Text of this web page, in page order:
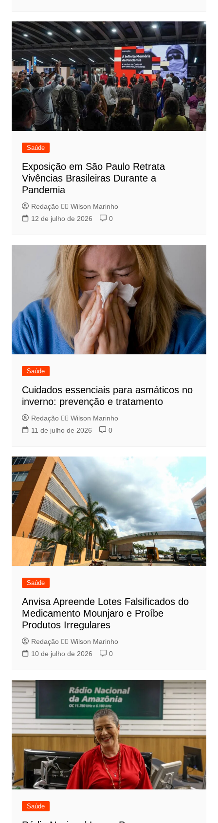
Saúde
Exposição em São Paulo Retrata
Vivências Brasileiras Durante a
Pandemia
Redação 👨‍⚖️​ Wilson Marinho
12 de julho de 2026
0
Saúde
Cuidados essenciais para asmáticos no
inverno: prevenção e tratamento
Redação 👨‍⚖️​ Wilson Marinho
11 de julho de 2026
0
Saúde
Anvisa Apreende Lotes Falsificados do
Medicamento Mounjaro e Proíbe
Produtos Irregulares
Redação 👨‍⚖️​ Wilson Marinho
10 de julho de 2026
0
Saúde